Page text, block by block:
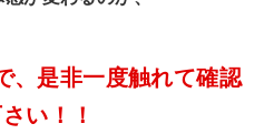
、是非一度触れて確認
い！！